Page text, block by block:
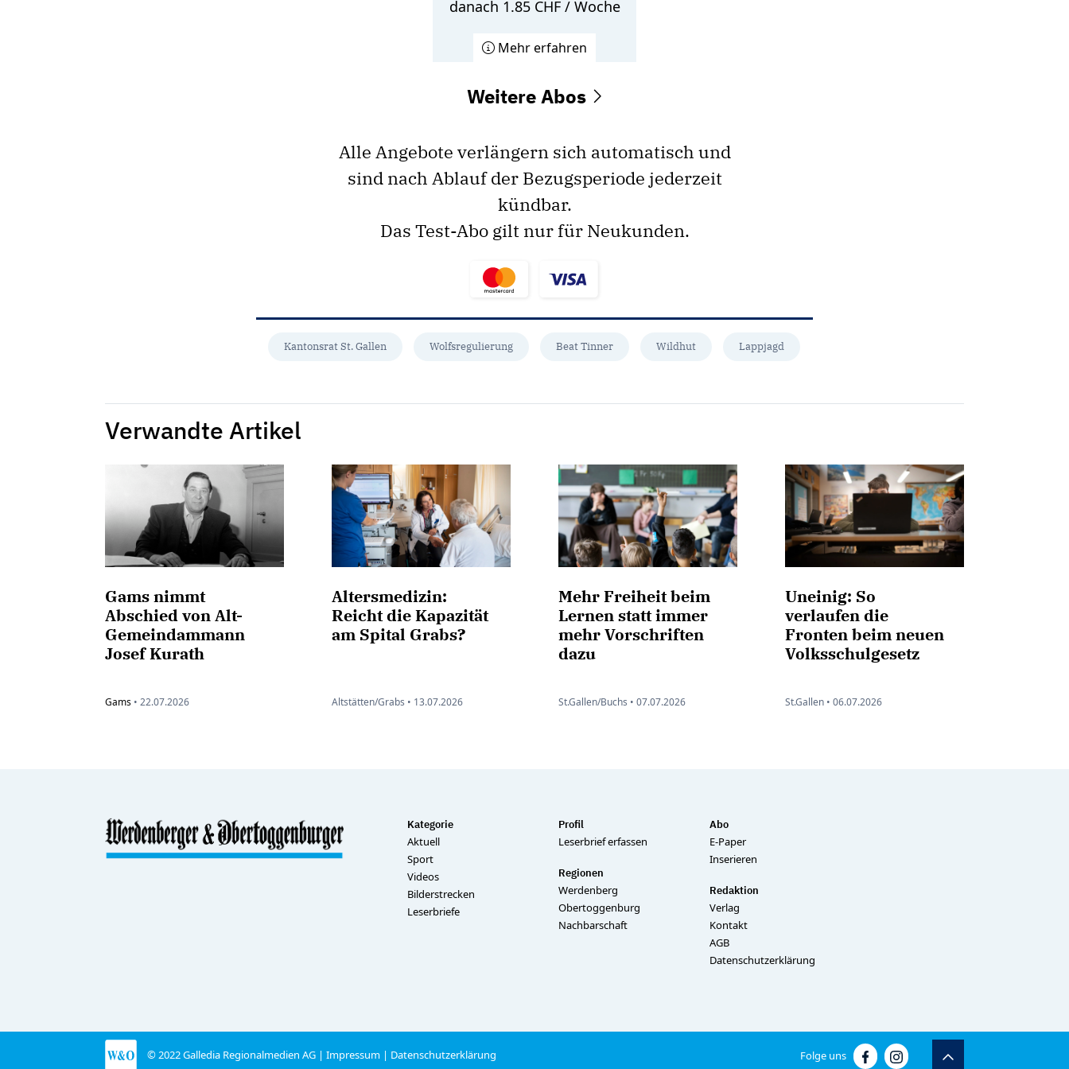
danach 1.85 CHF / Woche
Mehr erfahren
Weitere Abos
Alle Angebote verlängern sich automatisch und
sind nach Ablauf der Bezugsperiode jederzeit
kündbar.
Das Test-Abo gilt nur für Neukunden.
Kantonsrat St. Gallen Wolfsregulierung Beat Tinner Wildhut Lappjagd
Verwandte Artikel
Gams nimmt
Abschied von Alt-
Gemeindammann
Josef Kurath
Gams • 22.07.2026
Altersmedizin:
Reicht die Kapazität
am Spital Grabs?
Altstätten/Grabs • 13.07.2026
Mehr Freiheit beim
Lernen statt immer
mehr Vorschriften
dazu
St.Gallen/Buchs • 07.07.2026
Uneinig: So
verlaufen die
Fronten beim neuen
Volksschulgesetz
St.Gallen • 06.07.2026
Kategorie
Aktuell
Sport
Videos
Bilderstrecken
Leserbriefe
Profil
Leserbrief erfassen
Regionen
Werdenberg
Obertoggenburg
Nachbarschaft
Abo
E-Paper
Inserieren
Redaktion
Verlag
Kontakt
AGB
Datenschutzerklärung
© 2022 Galledia Regionalmedien AG | Impressum | Datenschutzerklärung Folge uns